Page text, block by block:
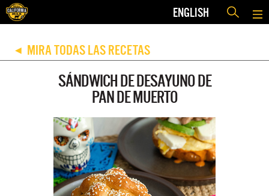
ENGLISH
◀ MIRA TODAS LAS RECETAS
SÁNDWICH DE DESAYUNO DE
PAN DE MUERTO